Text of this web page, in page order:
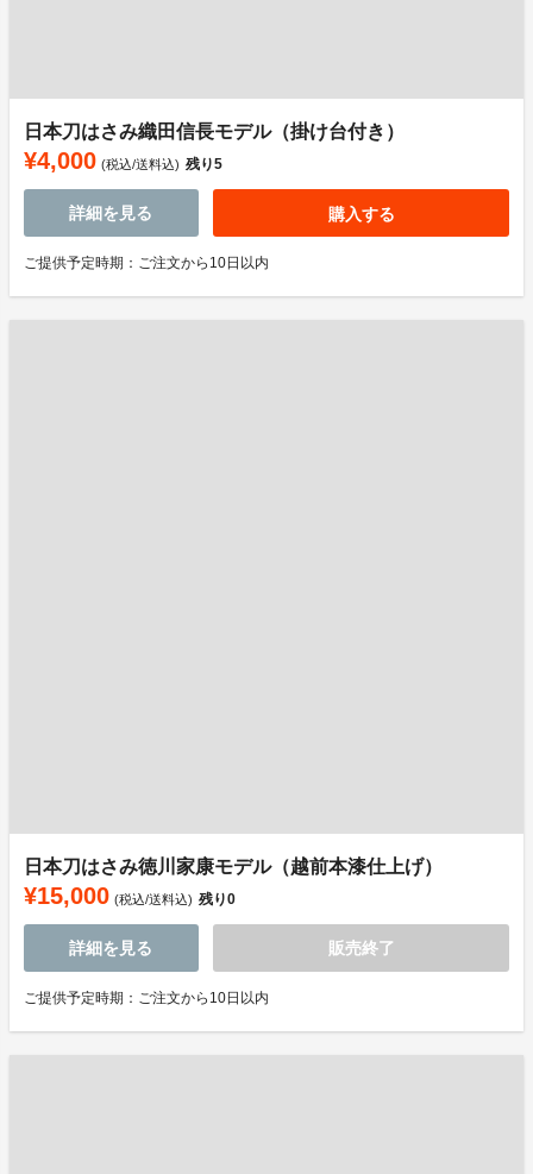
日本刀はさみ織田信長モデル（掛け台付き）
¥4,000 (税込/送料込) 残り5
詳細を見る 購入する
ご提供予定時期：ご注文から10日以内
日本刀はさみ徳川家康モデル（越前本漆仕上げ）
¥15,000 (税込/送料込) 残り0
詳細を見る 販売終了
ご提供予定時期：ご注文から10日以内